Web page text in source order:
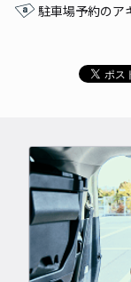
駐車場予約のア